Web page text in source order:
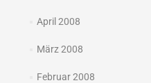
April 2008
März 2008
Februar 2008